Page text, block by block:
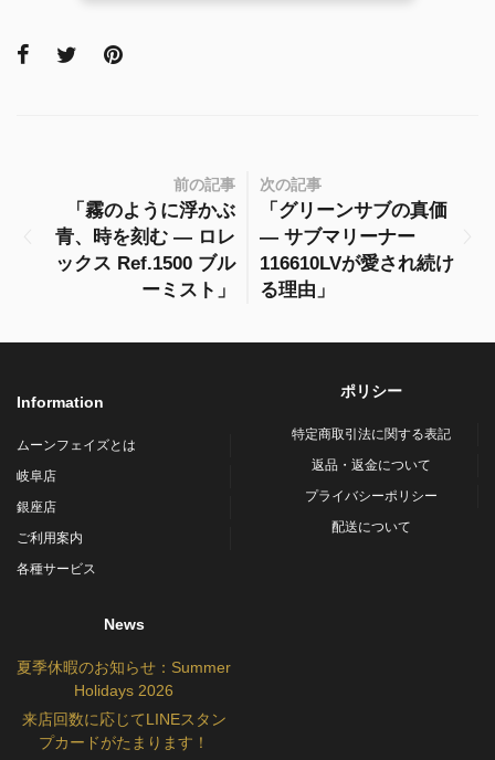
前の記事
「霧のように浮かぶ
青、時を刻む ― ロレ
ックス Ref.1500 ブル
ーミスト」
次の記事
「グリーンサブの真価
― サブマリーナー
116610LVが愛され続け
る理由」
Information
ムーンフェイズとは
岐阜店
銀座店
ご利用案内
各種サービス
ポリシー
特定商取引法に関する表記
返品・返金について
プライバシーポリシー
配送について
News
夏季休暇のお知らせ：Summer
Holidays 2026
来店回数に応じてLINEスタン
プカードがたまります！